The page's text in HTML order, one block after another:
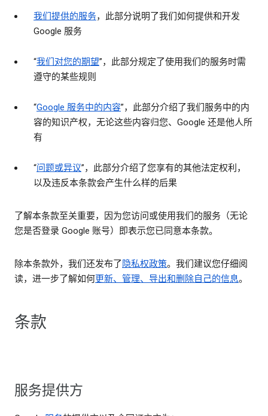
我们提供的服务，此部分说明了我们如何提供和开发
Google 服务
“我们对您的期望”，此部分规定了使用我们的服务时需
遵守的某些规则
“Google 服务中的内容”，此部分介绍了我们服务中的内
容的知识产权，无论这些内容归您、Google 还是他人所
有
“问题或异议”，此部分介绍了您享有的其他法定权利，
以及违反本条款会产生什么样的后果
了解本条款至关重要，因为您访问或使用我们的服务（无论
您是否登录 Google 账号）即表示您已同意本条款。
除本条款外，我们还发布了 隐私权政策。我们建议您仔细阅
读，进一步了解如何更新、管理、导出和删除自己的信息。
条款
服务提供方